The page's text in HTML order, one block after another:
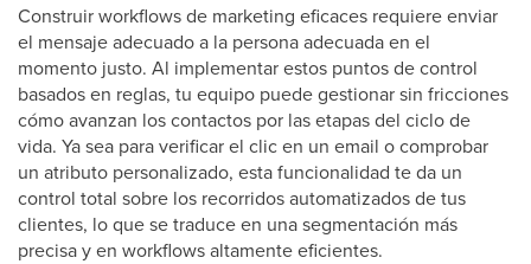
Construir workflows de marketing eficaces requiere enviar
el mensaje adecuado a la persona adecuada en el
momento justo. Al implementar estos puntos de control
basados en reglas, tu equipo puede gestionar sin fricciones
cómo avanzan los contactos por las etapas del ciclo de
vida. Ya sea para verificar el clic en un email o comprobar
un atributo personalizado, esta funcionalidad te da un
control total sobre los recorridos automatizados de tus
clientes, lo que se traduce en una segmentación más
precisa y en workflows altamente eficientes.